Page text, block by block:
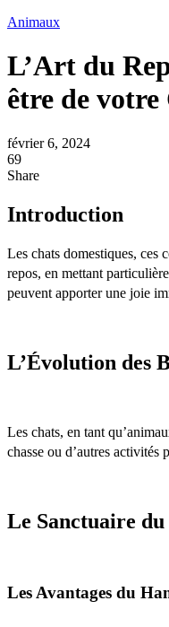
Animaux
L’Art du
être de
février 6, 2024
69
Share
Introduction
Les chats domestiques, ces
repos, en mettant
peuvent apporter une joie
L’Évolution des
Les chats, en tant
chasse ou d’autres
Le Sanctuaire
Les Avantages du